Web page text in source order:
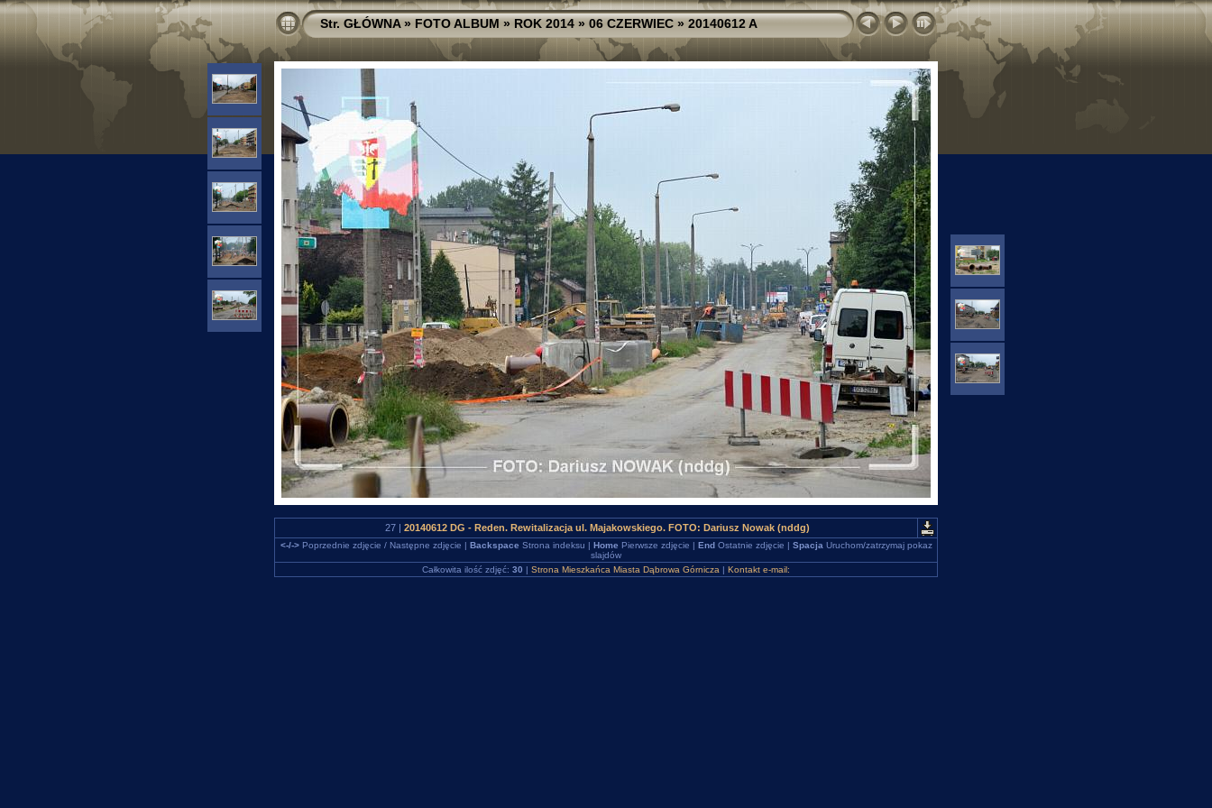
Str. GŁÓWNA»FOTO ALBUM»ROK 2014»06 CZERWIEC»20140612 A
27 | 20140612 DG - Reden. Rewitalizacja ul. Majakowskiego. FOTO: Dariusz Nowak (nddg)
<-/->Poprzednie zdjęcie / Następne zdjęcie | Backspace Strona indeksu | Home Pierwsze zdjęcie | EndOstatnie zdjęcie | Spacja Uruchom/zatrzymaj pokaz
slajdów
Całkowita ilość zdjęć: 30 | Strona Mieszkańca Miasta Dąbrowa Górnicza | Kontakt e-mail: